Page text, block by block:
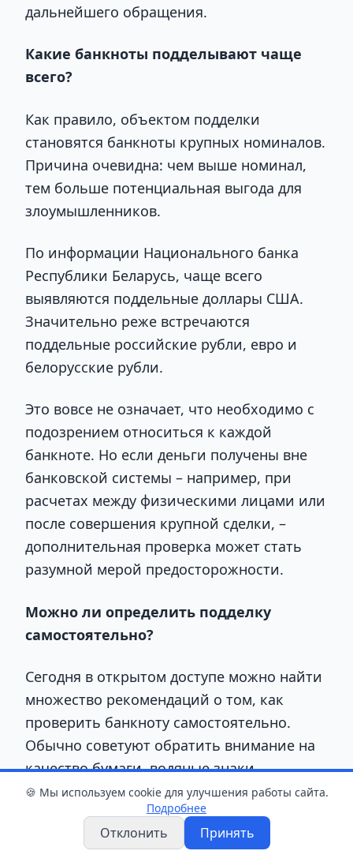
дальнейшего обращения.
Какие банкноты подделывают чаще
всего?
Как правило, объектом подделки
становятся банкноты крупных номиналов.
Причина очевидна: чем выше номинал,
тем больше потенциальная выгода для
злоумышленников.
По информации Национального банка
Республики Беларусь, чаще всего
выявляются поддельные доллары США.
Значительно реже встречаются
поддельные российские рубли, евро и
белорусские рубли.
Это вовсе не означает, что необходимо с
подозрением относиться к каждой
банкноте. Но если деньги получены вне
банковской системы – например, при
расчетах между физическими лицами или
после совершения крупной сделки, –
дополнительная проверка может стать
разумной мерой предосторожности.
Можно ли определить подделку
самостоятельно?
Сегодня в открытом доступе можно найти
множество рекомендаций о том, как
проверить банкноту самостоятельно.
Обычно советуют обратить внимание на
качество бумаги, водяные знаки,
защитную нить, рельеф печати или
изображения, изменяющие цвет при
🍪 Мы используем cookie для улучшения работы сайта.
Подробнее
Отклонить Принять